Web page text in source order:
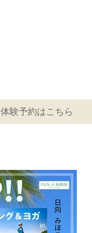
体験予約はこちら